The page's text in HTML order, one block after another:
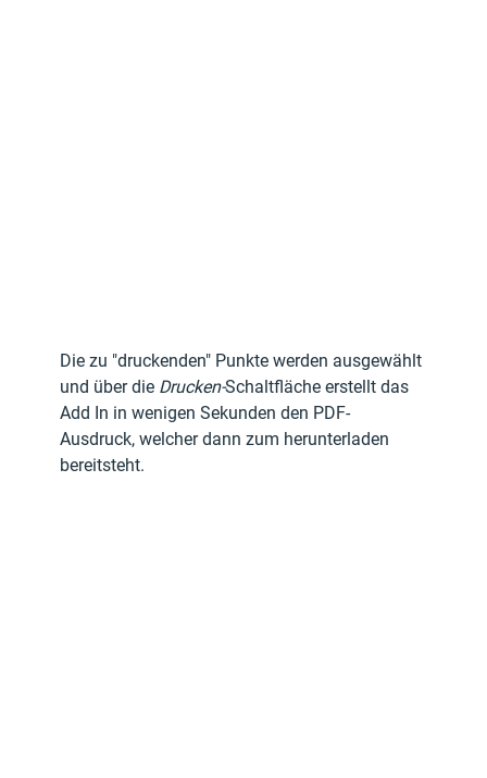
Die zu "druckenden" Punkte werden ausgewählt
und über die Drucken-Schaltfläche erstellt das
Add In in wenigen Sekunden den PDF-
Ausdruck, welcher dann zum herunterladen
bereitsteht.